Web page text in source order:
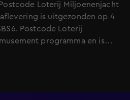
Loterij Miljoenenjacht
aflevering is uitgezonden op 4
Postcode Loterij
programma en is